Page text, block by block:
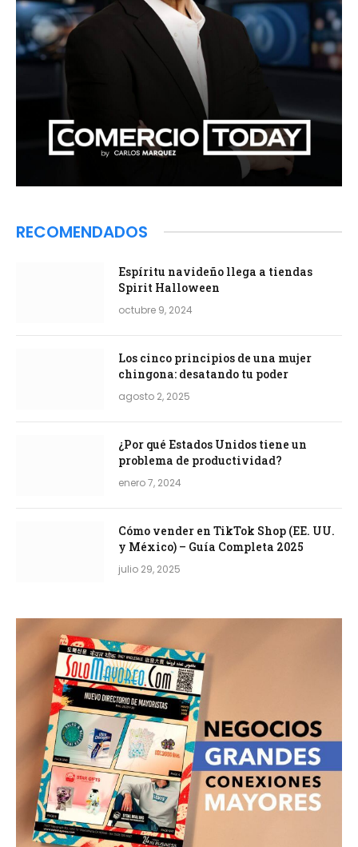
RECOMENDADOS
Espíritu navideño llega a tiendas
Spirit Halloween
octubre 9, 2024
Los cinco principios de una mujer
chingona: desatando tu poder
agosto 2, 2025
¿Por qué Estados Unidos tiene un
problema de productividad?
enero 7, 2024
Cómo vender en TikTok Shop (EE. UU.
y México) – Guía Completa 2025
julio 29, 2025